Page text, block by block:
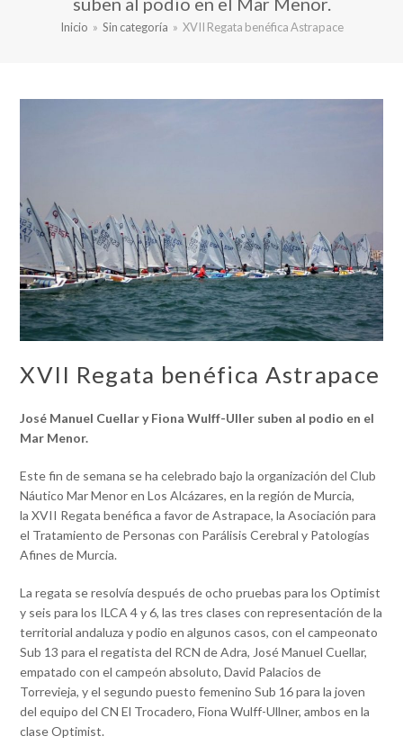
Inicio » Sin categoría » XVII Regata benéfica Astrapace
XVII Regata benéfica Astrapace
José Manuel Cuellar y Fiona Wulff-Uller suben al podio en el
Mar Menor.
Este fin de semana se ha celebrado bajo la organización del Club
Náutico Mar Menor en Los Alcázares, en la región de Murcia,
la XVII Regata benéfica a favor de Astrapace, la Asociación para
el Tratamiento de Personas con Parálisis Cerebral y Patologías
Afines de Murcia.
La regata se resolvía después de ocho pruebas para los Optimist
y seis para los ILCA 4 y 6, las tres clases con representación de la
territorial andaluza y podio en algunos casos, con el campeonato
Sub 13 para el regatista del RCN de Adra, José Manuel Cuellar,
empatado con el campeón absoluto, David Palacios de
Torrevieja, y el segundo puesto femenino Sub 16 para la joven
del equipo del CN El Trocadero, Fiona Wulff-Ullner, ambos en la
clase Optimist.